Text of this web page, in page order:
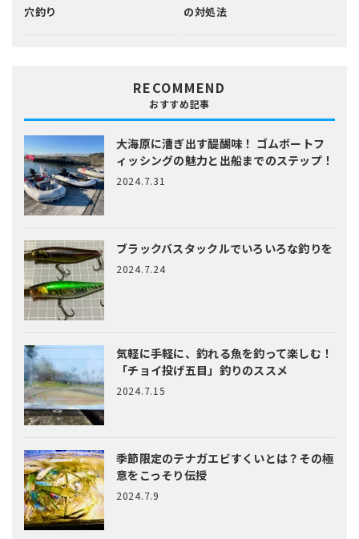
穴釣り
の対処法
RECOMMEND
おすすめ記事
大海原に漕ぎ出す醍醐味！ ゴムボートフ
ィッシングの魅力と出船までのステップ！
2024.7.31
ブラックバスタックルでいろいろな釣りを
2024.7.24
気軽に手軽に、釣れる魚を釣って楽しむ！
「チョイ投げ五目」釣りのススメ
2024.7.15
季節限定のテナガエビすくいとは？ その極
意をこっそり伝授
2024.7.9